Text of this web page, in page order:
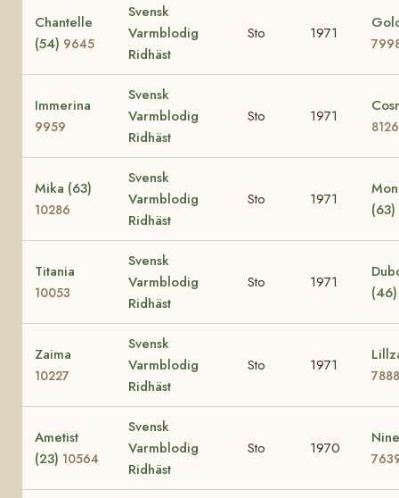
Chantelle
(54) 9645
Svensk
Varmblodig
Ridhäst
Sto 1971
Immerina
9959
Svensk
Varmblodig
Ridhäst
Sto 1971
8126
Mika (63)
10286
Svensk
Varmblodig
Ridhäst
Sto 1971
(63)
Titania
10053
Svensk
Varmblodig
Ridhäst
Sto 1971
Zaima
10227
Svensk
Varmblodig
Ridhäst
Sto 1971
7888
Ametist
(23) 10564
Svensk
Varmblodig
Ridhäst
Sto 1970